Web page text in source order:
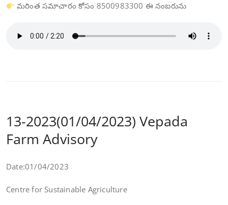
మరింత సమాచారం కోసం 8500983300 ఈ నంబరును
13-2023(01/04/2023) Vepada
Farm Advisory
Date:01/04/2023
Centre for Sustainable Agriculture